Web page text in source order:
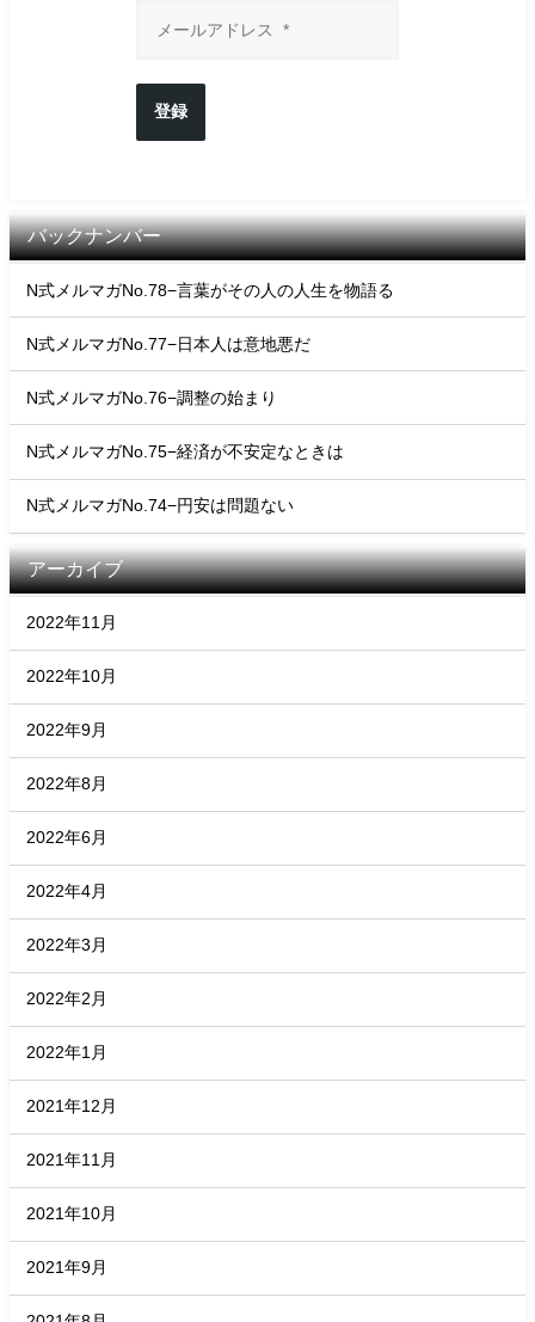
登録
バックナンバー
N式メルマガNo.78−言葉がその人の人生を物語る
N式メルマガNo.77−日本人は意地悪だ
N式メルマガNo.76−調整の始まり
N式メルマガNo.75−経済が不安定なときは
N式メルマガNo.74−円安は問題ない
アーカイブ
2022年11月
2022年10月
2022年9月
2022年8月
2022年6月
2022年4月
2022年3月
2022年2月
2022年1月
2021年12月
2021年11月
2021年10月
2021年9月